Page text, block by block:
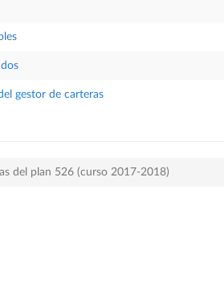
gestor de carteras
del plan 526 (curso 2017-2018)